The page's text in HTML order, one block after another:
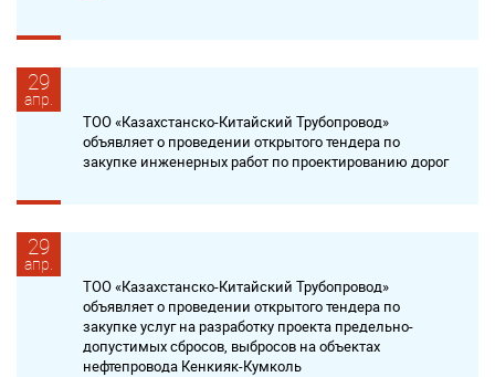
29
апр.
ТОО «Казахстанско-Китайский Трубопровод»
объявляет о проведении открытого тендера по
закупке инженерных работ по проектированию дорог
29
апр.
ТОО «Казахстанско-Китайский Трубопровод»
объявляет о проведении открытого тендера по
закупке услуг на разработку проекта предельно-
допустимых сбросов, выбросов на объектах
нефтепровода Кенкияк-Кумколь